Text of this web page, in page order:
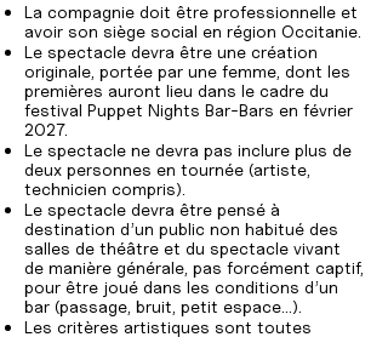
La compagnie doit être professionnelle et
avoir son siège social en région Occitanie.
Le spectacle devra être une création
originale, portée par une femme, dont les
premières auront lieu dans le cadre du
festival Puppet Nights Bar-Bars en février
2027.
Le spectacle ne devra pas inclure plus de
deux personnes en tournée (artiste,
technicien compris).
Le spectacle devra être pensé à
destination d’un public non habitué des
salles de théâtre et du spectacle vivant
de manière générale, pas forcément captif,
pour être joué dans les conditions d’un
bar (passage, bruit, petit espace…).
Les critères artistiques sont toutes